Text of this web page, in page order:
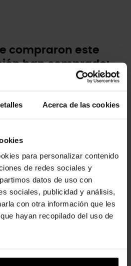
Acerca de las cookies
para personalizar contenido
de redes sociales y
datos de uso con
sociales, publicidad y análisis,
con otra información que les
hayan recopilado del uso de
compraron este
han comprado:
Zuecos unisex Superman...
79,90 € 63,92 €